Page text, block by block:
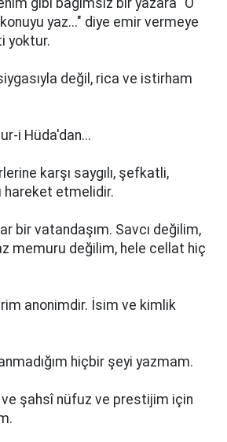
gibi bağımsız bir yazara "O
yaz..." diye emir vermeye
yoktur.
değil, rica ve istirham
i Hüda'dan...
karşı saygılı, şefkatli,
hareket etmelidir.
bir vatandaşım. Savcı değilim,
memuru değilim, hele cellat hiç
anonimdir. İsim ve kimlik
hiçbir şeyi yazmam.
şahsî nüfuz ve prestijim için